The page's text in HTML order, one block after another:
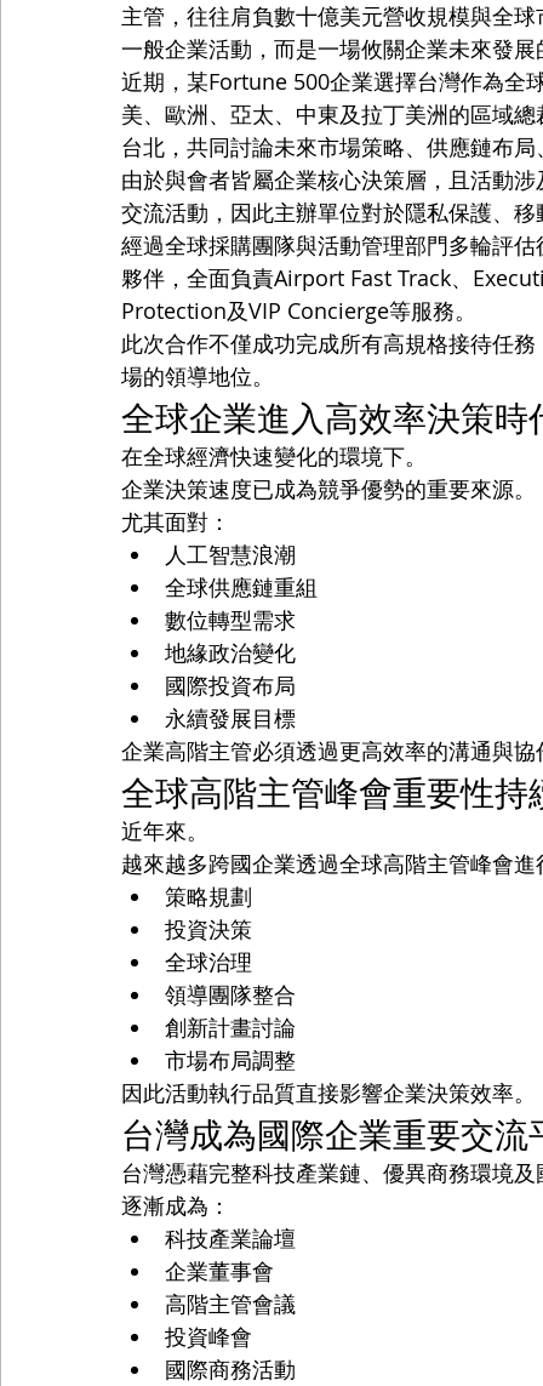
主管，往往肩負數十億美元營收規模與全
一般企業活動，而是一場攸關企業未來發
近期，某Fortune 500企業選擇台灣作為全
美、歐洲、亞太、中東及拉丁美洲的區域
台北，共同討論未來市場策略、供應鏈布
由於與會者皆屬企業核心決策層，且活動
交流活動，因此主辦單位對於隱私保護、
經過全球採購團隊與活動管理部門多輪評
夥伴，全面負責Airport Fast Track、
Protection及VIP Concierge等服務。
此次合作不僅成功完成所有高規格接待任
場的領導地位。
全球企業進入高效率決策時
在全球經濟快速變化的環境下。
企業決策速度已成為競爭優勢的重要來源。
尤其面對：
人工智慧浪潮
全球供應鏈重組
數位轉型需求
地緣政治變化
國際投資布局
永續發展目標
企業高階主管必須透過更高效率的溝通與
全球高階主管峰會重要性持
近年來。
越來越多跨國企業透過全球高階主管峰會進
策略規劃
投資決策
全球治理
領導團隊整合
創新計畫討論
市場布局調整
因此活動執行品質直接影響企業決策效率。
台灣成為國際企業重要交流
台灣憑藉完整科技產業鏈、優異商務環境
逐漸成為：
科技產業論壇
企業董事會
高階主管會議
投資峰會
國際商務活動